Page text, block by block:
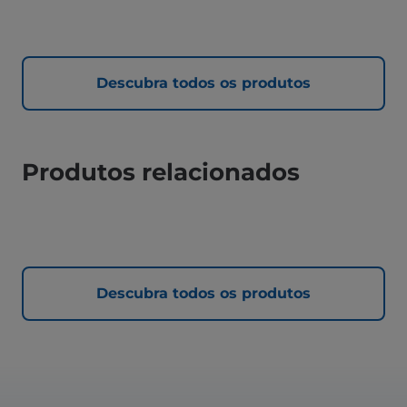
Descubra todos os produtos
Produtos relacionados
Descubra todos os produtos